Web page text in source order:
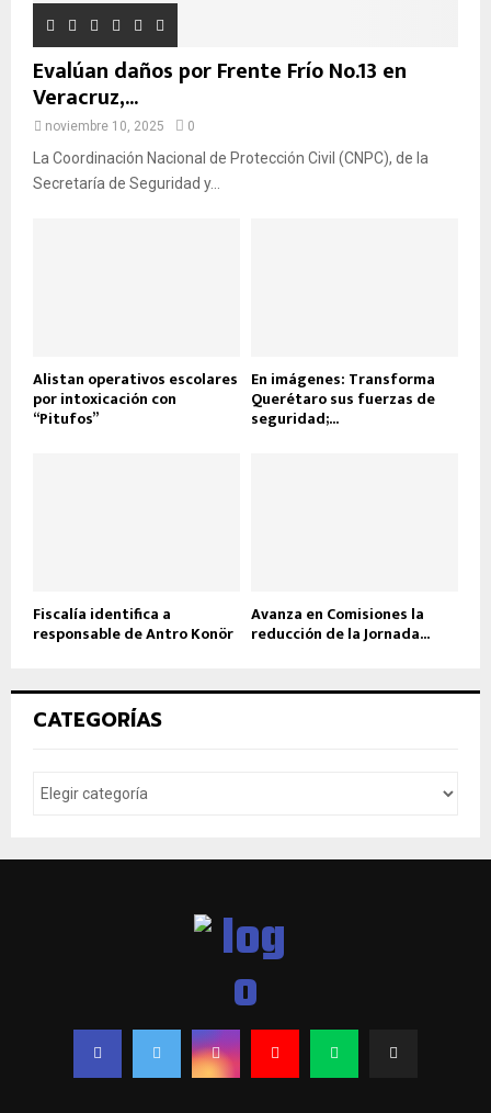
Evalúan daños por Frente Frío No.13 en
Veracruz,...
noviembre 10, 2025 0
La Coordinación Nacional de Protección Civil (CNPC), de la
Secretaría de Seguridad y...
Alistan operativos escolares
por intoxicación con
“Pitufos”
En imágenes: Transforma
Querétaro sus fuerzas de
seguridad;...
Fiscalía identifica a
responsable de Antro Konör
Avanza en Comisiones la
reducción de la Jornada...
CATEGORÍAS